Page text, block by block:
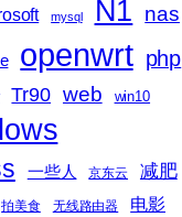
mysql N1 nas
openwrt php
Tr90 web win10
一些人 京东云 减肥
拍美食 无线路由器 电影